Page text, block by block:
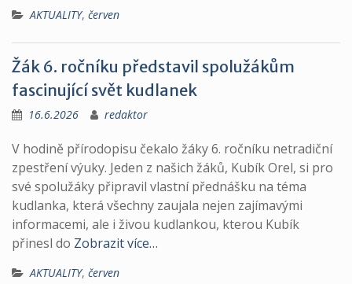
AKTUALITY, červen
Žák 6. ročníku představil spolužákům
fascinující svět kudlanek
16.6.2026 redaktor
V hodině přírodopisu čekalo žáky 6. ročníku netradiční
zpestření výuky. Jeden z našich žáků, Kubík Orel, si pro
své spolužáky připravil vlastní přednášku na téma
kudlanka, která všechny zaujala nejen zajímavými
informacemi, ale i živou kudlankou, kterou Kubík
přinesl do Zobrazit více…
AKTUALITY, červen